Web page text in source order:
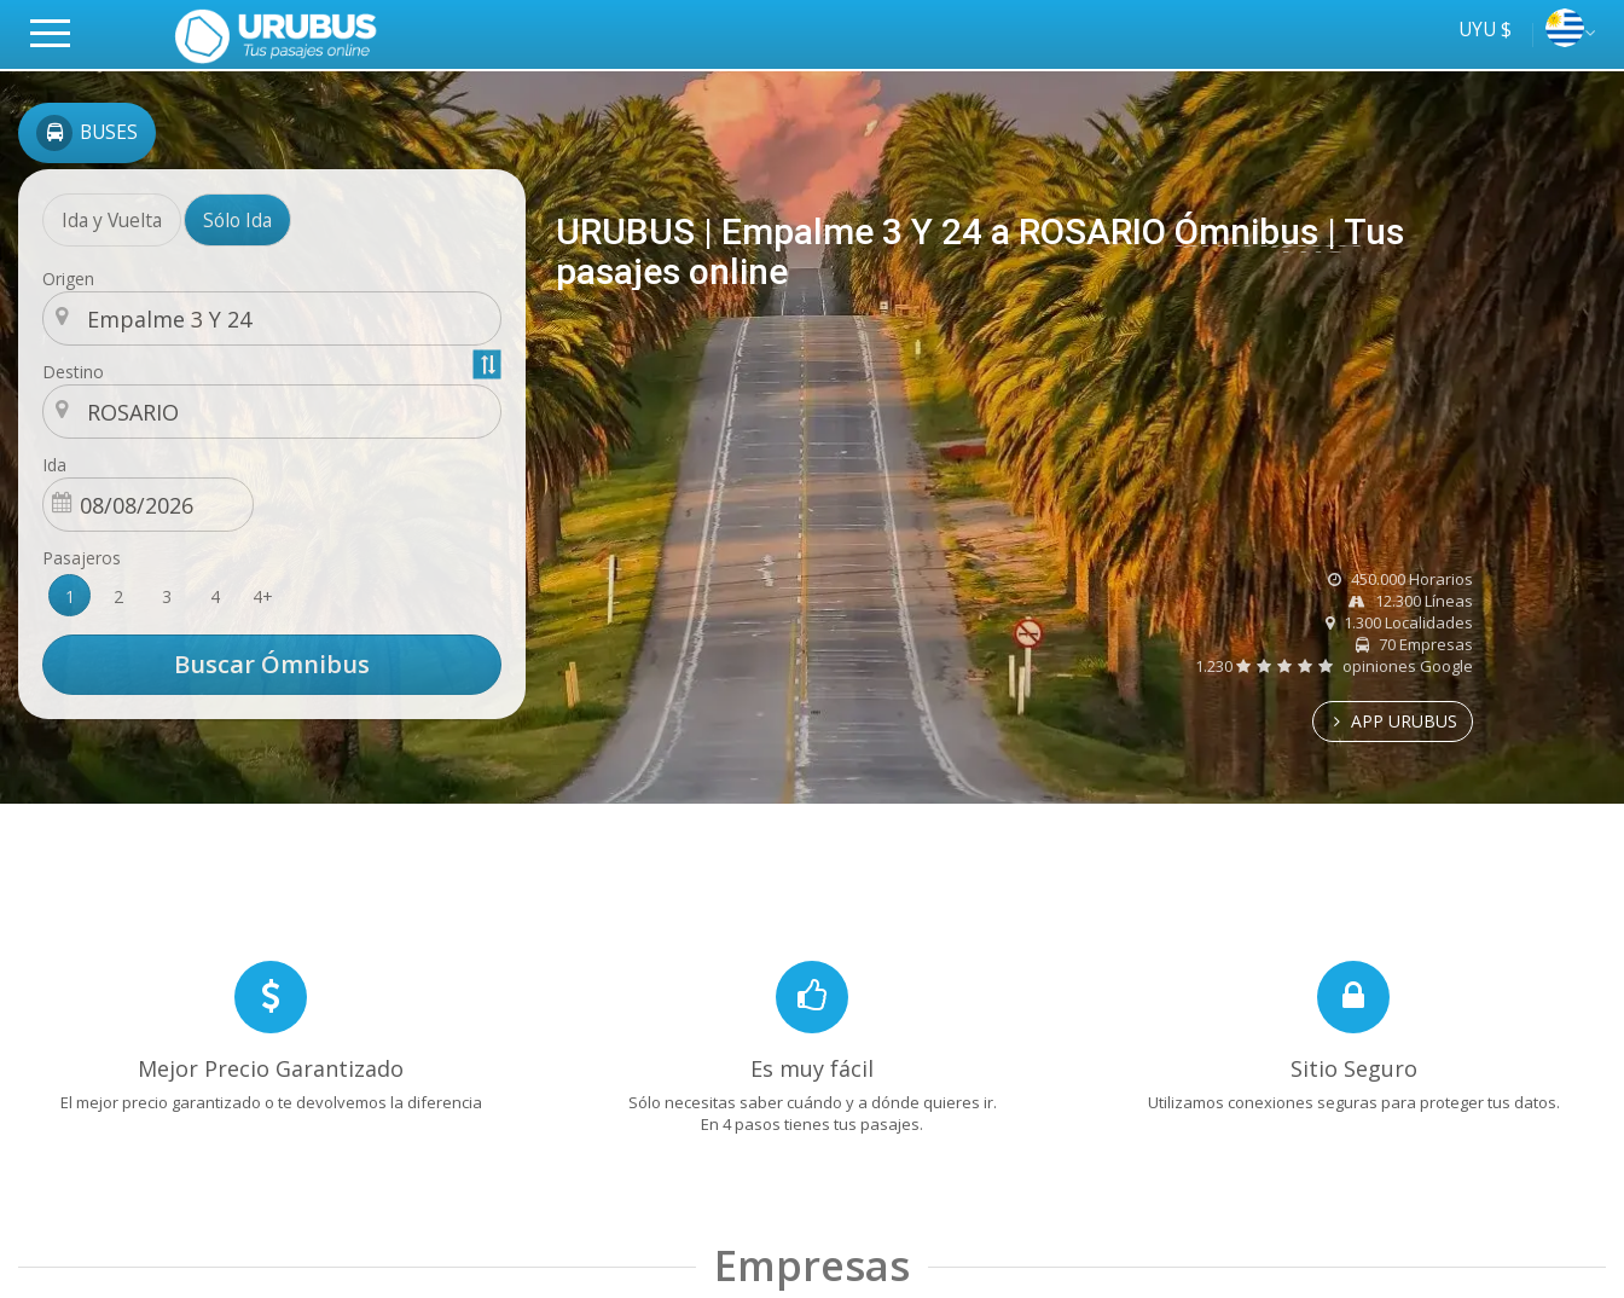
UYU $
BUSES
Ida y Vuelta Sólo Ida
Origen
Destino
Ida
Pasajeros
1
2 3 4 4+
URUBUS | Empalme 3 Y 24 a ROSARIO Ómnibus | Tus
pasajes online
online
Tus
ómnibus
450.000 Horarios
12.300 Líneas
1.300 Localidades
70 Empresas
1.230
opiniones Google
APP URUBUS
Mejor Precio Garantizado
El mejor precio garantizado o te devolvemos la diferencia
Es muy fácil
Sólo necesitas saber cuándo y a dónde quieres ir.
En 4 pasos tienes tus pasajes.
Sitio Seguro
Utilizamos conexiones seguras para proteger tus datos.
Empresas